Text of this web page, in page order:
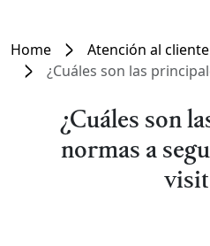
Home Atención al cliente
¿Cuáles son las principales
¿Cuáles son
normas a